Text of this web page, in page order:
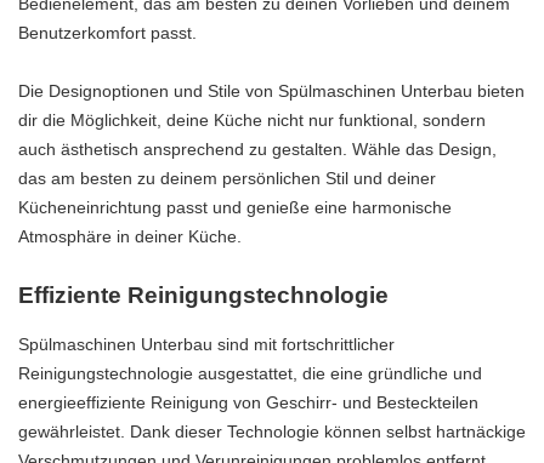
Bedienelement, das am besten zu deinen Vorlieben und deinem
Benutzerkomfort passt.
Die Designoptionen und Stile von Spülmaschinen Unterbau bieten
dir die Möglichkeit, deine Küche nicht nur funktional, sondern
auch ästhetisch ansprechend zu gestalten. Wähle das Design,
das am besten zu deinem persönlichen Stil und deiner
Kücheneinrichtung passt und genieße eine harmonische
Atmosphäre in deiner Küche.
Effiziente Reinigungstechnologie
Spülmaschinen Unterbau sind mit fortschrittlicher
Reinigungstechnologie ausgestattet, die eine gründliche und
energieeffiziente Reinigung von Geschirr- und Besteckteilen
gewährleistet. Dank dieser Technologie können selbst hartnäckige